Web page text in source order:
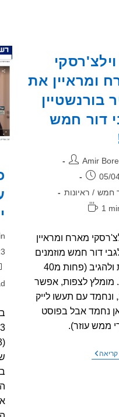
וילצ'רסקי
ומראיין את
בורנשטיין
דור חמש
Amir
05/
חמש / ראיונות
1
מארח ומראיין
דור חמש מוזמנים
לצפות ולהגיב (פחות מ40
מומלץ לצפות, אפשר
ונחמד עם תעשו לייק
נחמד אבל בפוסט
ממש עוזר).
גדי